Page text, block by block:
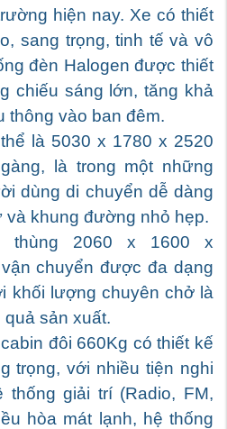
hiện nay. Xe có thiết
sang trọng, tinh tế và vô
đèn Halogen được thiết
chiếu sáng lớn, tăng khả
thông vào ban đêm.
là 5030 x 1780 x 2520
là trong một những
dùng di chuyển dễ dàng
và khung đường nhỏ hẹp.
thùng 2060 x 1600 x
chuyển được đa dạng
khối lượng chuyên chở là
sản xuất.
đôi 660Kg có thiết kế
trọng, với nhiều tiện nghi
giải trí (Radio, FM,
hòa mát lạnh, hệ thống